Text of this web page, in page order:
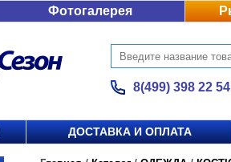
Фотогалерея
8(499) 398 22 54
ДОСТАВКА И ОПЛАТА